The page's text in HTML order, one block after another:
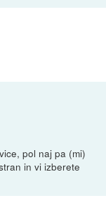
pol naj pa (mi)
in vi izberete